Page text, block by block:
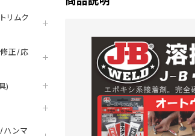
リムク
修正/応
)
ンマ